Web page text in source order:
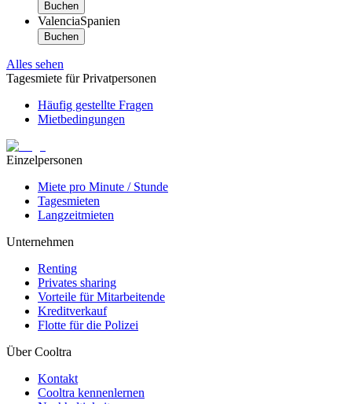
Buchen
ValenciaSpanien
Buchen
Alles sehen
Tagesmiete für Privatpersonen
Häufig gestellte Fragen
Mietbedingungen
Einzelpersonen
Miete pro Minute / Stunde
Tagesmieten
Langzeitmieten
Unternehmen
Renting
Privates sharing
Vorteile für Mitarbeitende
Kreditverkauf
Flotte für die Polizei
Über Cooltra
Kontakt
Cooltra kennenlernen